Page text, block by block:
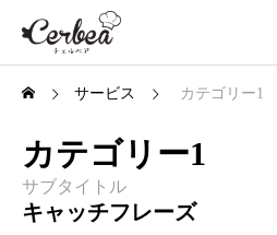
サービス カテゴリー1
カテゴリー1
サブタイトル
キャッチフレーズ